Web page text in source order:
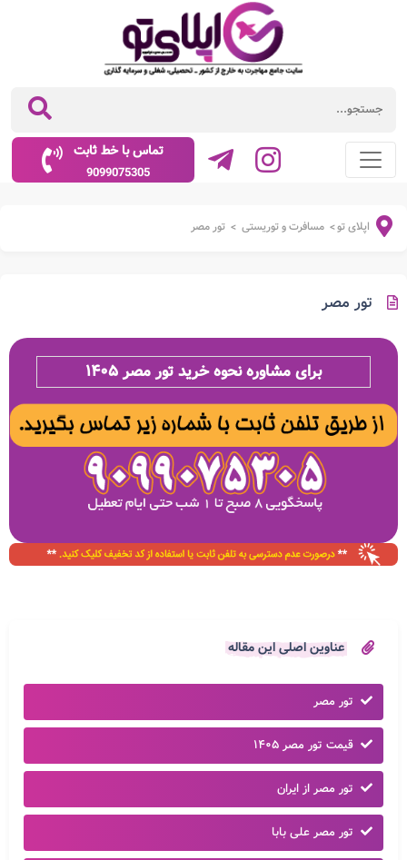
تماس با خط ثابت
9099075305
اپلای تو> مسافرت و توریستی > تور مصر
تور مصر
برای مشاوره نحوه خرید تور مصر ۱۴۰۵
عناوین اصلی این مقاله
تور مصر
قیمت تور مصر ۱۴۰۵
تور مصر از ایران
تور مصر علی بابا